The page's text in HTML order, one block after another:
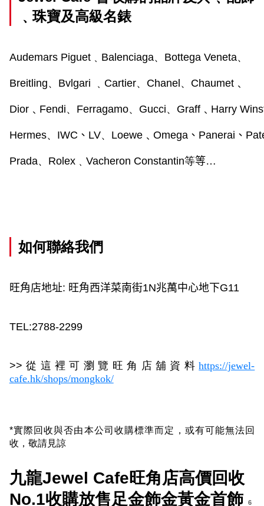
﹑珠寶及高級名錶
Audemars Piguet﹑ Balenciaga、 Bottega Veneta、
Breitling、 Bvlgari Cartier、 Chanel、 Chaumet﹑
Dior﹑Fendi、 Ferragamo、 Gucci、 Graff﹑Harry
Hermes、 IWC 、 LV、 Loewe﹑Omega、 Panerai 、
Prada、 Rolex﹑ Vacheron Constantin等等…
如何聯絡我們
旺角店地址: 旺角西洋菜南街1N兆萬中心地下G11
TEL:2788-2299
>> 從這裡可瀏覽旺角店舖資料https://jewel-
cafe.hk/shops/mongkok/
*實際回收與否由本公司收購標準而定， 或有可能無法回
收 ，敬請見諒
九龍Jewel Cafe旺角店高價回收
No.1收購放售足金飾金黃金首飾
6